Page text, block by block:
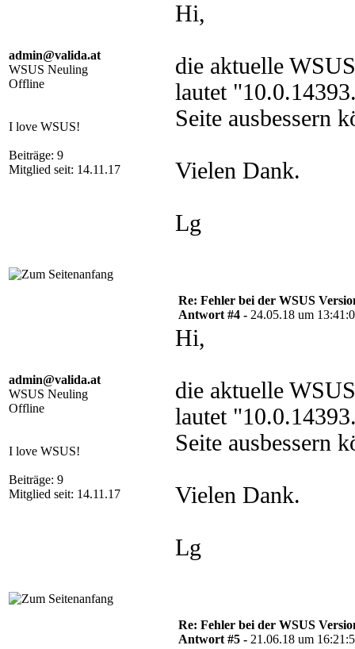
admin@valida.at
WSUS Neuling
Offline
I love WSUS!
Beiträge: 9
Mitglied seit: 14.11.17
Hi,
die aktuelle
lautet
Seite ausbessern
Vielen Dank.
Lg
admin@valida.at
WSUS Neuling
Offline
I love WSUS!
Beiträge: 9
Mitglied seit: 14.11.17
Re: Fehler bei der WSUS
Antwort #4 - 24.05.18 um
Hi,
die aktuelle
lautet
Seite ausbessern
Vielen Dank.
Lg
Re: Fehler bei der WSUS
Antwort #5 - 21.06.18 um